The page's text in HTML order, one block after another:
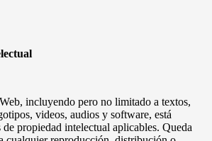
incluyendo pero no limitado a textos,
videos, audios y software, está
propiedad intelectual aplicables. Queda